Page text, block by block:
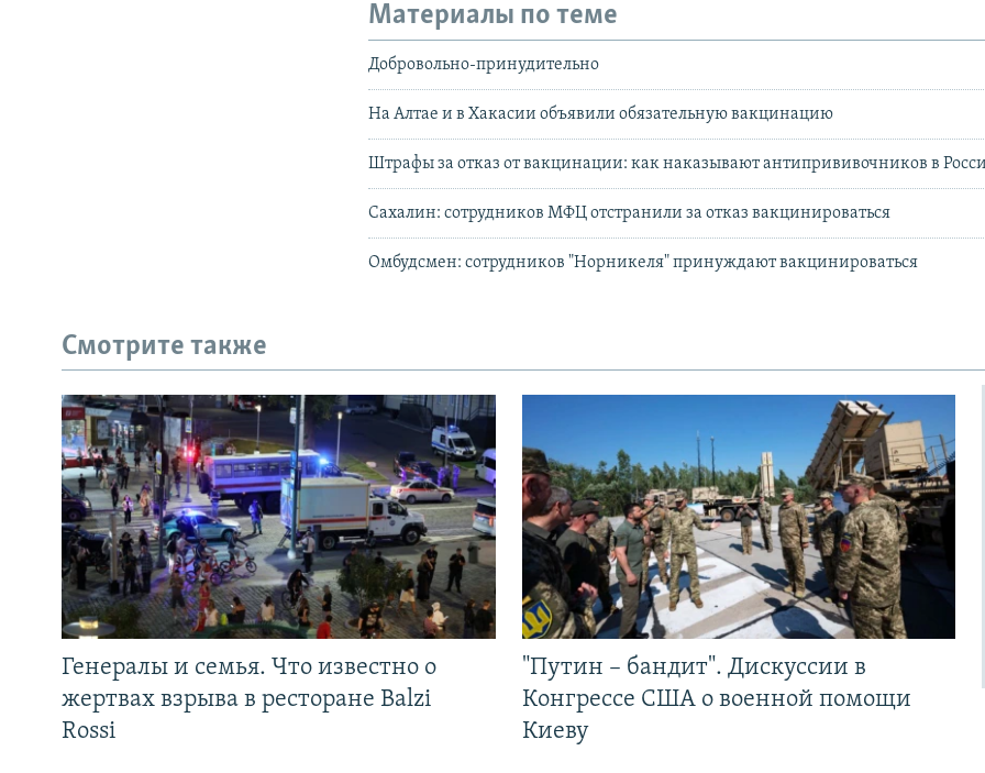
Материалы по теме
Добровольно-принудительно
На Алтае и в Хакасии объявили обязательную вакцинацию
Штрафы за отказ от вакцинации: как наказывают антипрививочников в
Сахалин: сотрудников МФЦ отстранили за отказ вакцинироваться
Омбудсмен: сотрудников "Норникеля" принуждают вакцинироваться
Смотрите также
Генералы и семья. Что известно о
жертвах взрыва в ресторане Balzi
Rossi
"Путин – бандит". Дискуссии в
Конгрессе США о военной помощи
Киеву